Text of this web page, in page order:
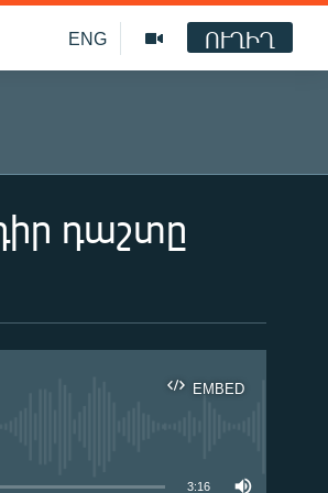
ENG ՈՒՂԻՂ
դաշտը
EMBED
3:16